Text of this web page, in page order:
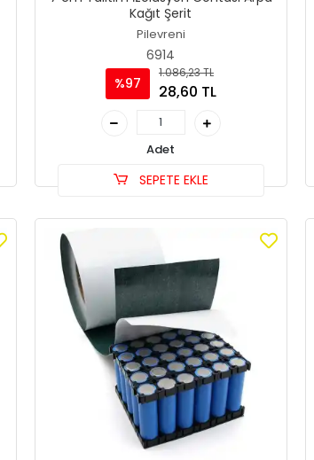
Kağıt Şerit
Pilevreni
6914
%97
1.086,23 TL
28,60 TL
Adet
SEPETE EKLE